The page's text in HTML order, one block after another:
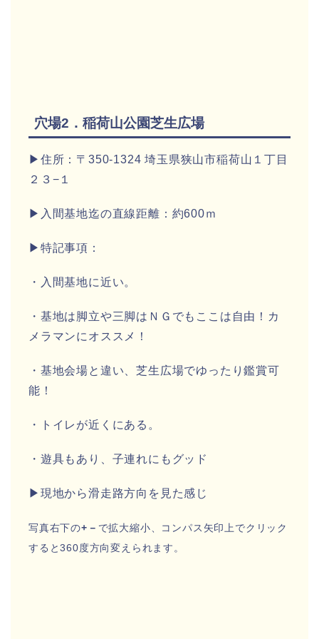
穴場2．稲荷山公園芝生広場
▶住所：〒350-1324 埼玉県狭山市稲荷山１丁目
２３−１
▶入間基地迄の直線距離：約600ｍ
▶特記事項：
・入間基地に近い。
・基地は脚立や三脚はＮＧでもここは自由！カ
メラマンにオススメ！
・基地会場と違い、芝生広場でゆったり鑑賞可
能！
・トイレが近くにある。
・遊具もあり、子連れにもグッド
▶現地から滑走路方向を見た感じ
写真右下の+－ で拡大縮小、コンパス矢印上でクリック
すると360度方向変えられます。